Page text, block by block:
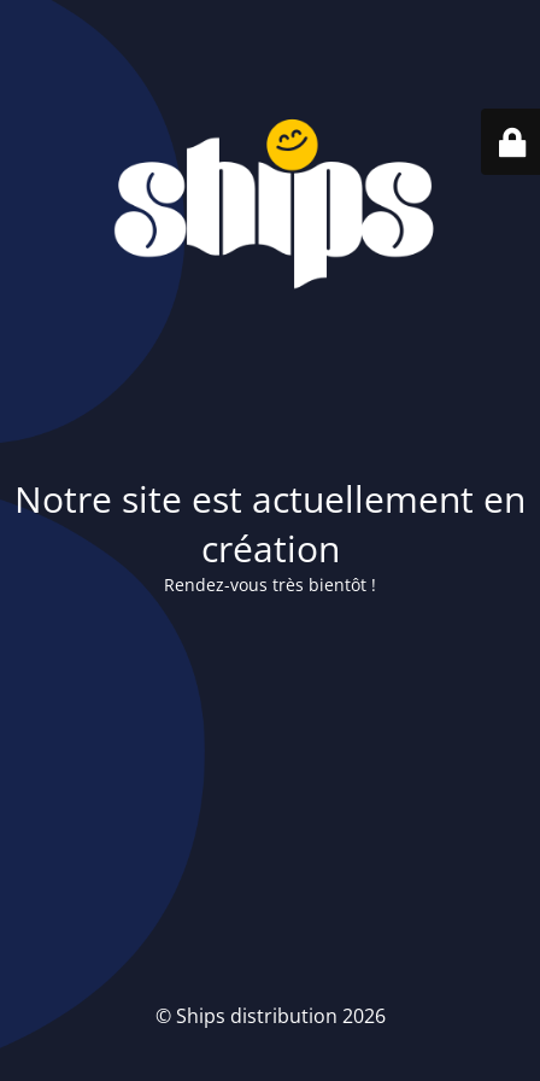
Notre site est actuellement en
création
Rendez-vous très bientôt !
© Ships distribution 2026